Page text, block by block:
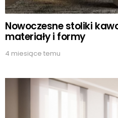
Nowoczesne stoliki
materiały i formy
4 miesiące temu